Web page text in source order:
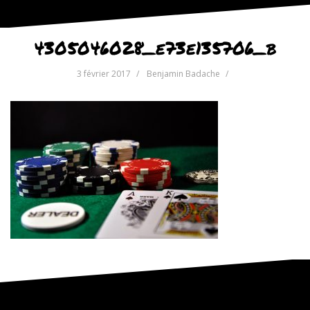
4305046028_e73e135706_b
3 février 2017 Benjamin Badache